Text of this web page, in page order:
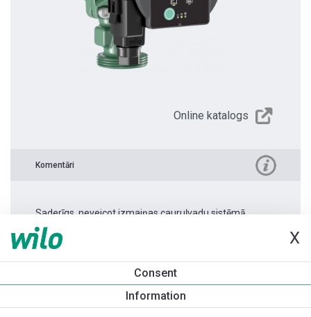
X
Consent
Information
Online katalogs
Komentāri
Saderīgs, neveicot izmaiņas cauruļvadu sistēmā.
Produkta informācija